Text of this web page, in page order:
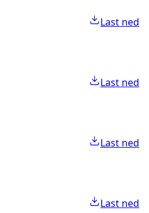
Last ned
Last ned
Last ned
Last ned